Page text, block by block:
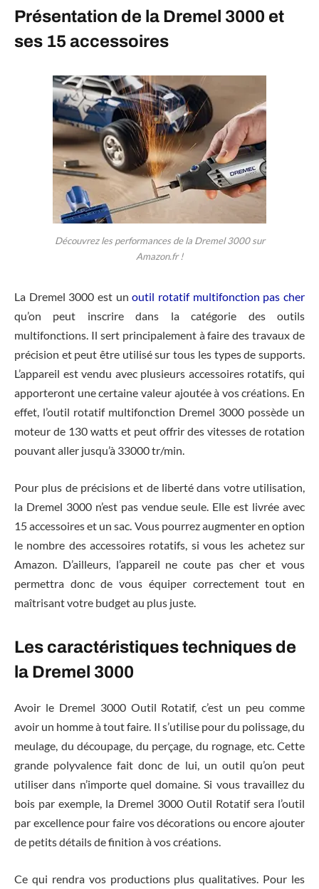
Présentation de la Dremel 3000 et
ses 15 accessoires
Découvrez les performances de la Dremel 3000 sur
Amazon.fr !
La Dremel 3000 est unoutil rotatif multifonction pas cher
qu’on peut inscrire dans la catégorie des outils
multifonctions. Il sert principalement à faire des travaux de
précision et peut être utilisé sur tous les types de supports.
L’appareil est vendu avec plusieurs accessoires rotatifs, qui
apporteront une certaine valeur ajoutée à vos créations. En
effet, l’outil rotatif multifonction Dremel 3000 possède un
moteur de 130 watts et peut offrir des vitesses de rotation
pouvant aller jusqu’à 33000 tr/min.
Pour plus de précisions et de liberté dans votre utilisation,
la Dremel 3000 n’est pas vendue seule. Elle est livrée avec
15 accessoires et un sac. Vous pourrez augmenter en option
le nombre des accessoires rotatifs, si vous les achetez sur
Amazon. D’ailleurs, l’appareil ne coute pas cher et vous
permettra donc de vous équiper correctement tout en
maîtrisant votre budget au plus juste.
Les caractéristiques techniques de
la Dremel 3000
Avoir le Dremel 3000 Outil Rotatif, c’est un peu comme
avoir un homme à tout faire. Il s’utilise pour du polissage, du
meulage, du découpage, du perçage, du rognage, etc. Cette
grande polyvalence fait donc de lui, un outil qu’on peut
utiliser dans n’importe quel domaine. Si vous travaillez du
bois par exemple, la Dremel 3000 Outil Rotatif sera l’outil
par excellence pour faire vos décorations ou encore ajouter
de petits détails de finition à vos créations.
Ce qui rendra vos productions plus qualitatives. Pour les